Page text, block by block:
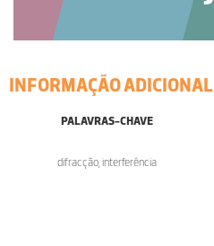
INFORMAÇÃO ADICIONAL
PALAVRAS-CHAVE
difracção, interferência